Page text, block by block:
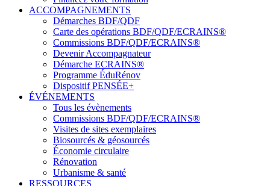
ACCOMPAGNEMENTS
Démarches BDF/QDF
Carte des opérations BDF/QDF/ECRAINS®
Commissions BDF/QDF/ECRAINS®
Devenir Accompagnateur
Démarche ECRAINS®
Programme ÉduRénov
Dispositif PENSÉE+
ÉVÉNEMENTS
Tous les évènements
Commissions BDF/QDF/ECRAINS®
Visites de sites exemplaires
Biosourcés & géosourcés
Économie circulaire
Rénovation
Urbanisme & santé
RESSOURCES